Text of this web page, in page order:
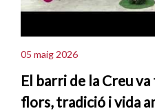
05 maig 2026
El barri de la Creu
flors, tradició i vida